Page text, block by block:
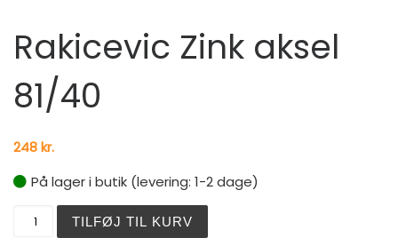
Rakicevic Zink aksel
81/40
248kr.
På lager i butik (levering: 1-2 dage)
TILFØJ TIL KURV